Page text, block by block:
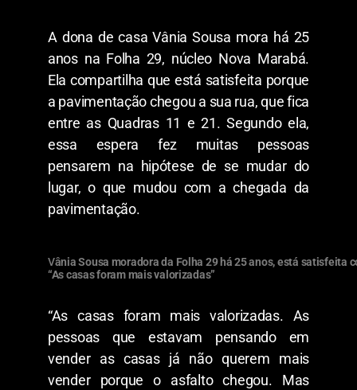
A dona de casa Vânia Sousa mora há 25
anos na Folha 29, núcleo Nova Marabá.
Ela compartilha que está satisfeita porque
a pavimentação chegou a sua rua, que fica
entre as Quadras 11 e 21. Segundo ela,
essa espera fez muitas pessoas
pensarem na hipótese de se mudar do
lugar, o que mudou com a chegada da
pavimentação.
Vânia Sousa moradora da Folha 29 há 25 anos, está satisfeita
“As casas foram mais valorizadas”
“As casas foram mais valorizadas. As
pessoas que estavam pensando em
vender as casas já não querem mais
vender porque o asfalto chegou. Mas